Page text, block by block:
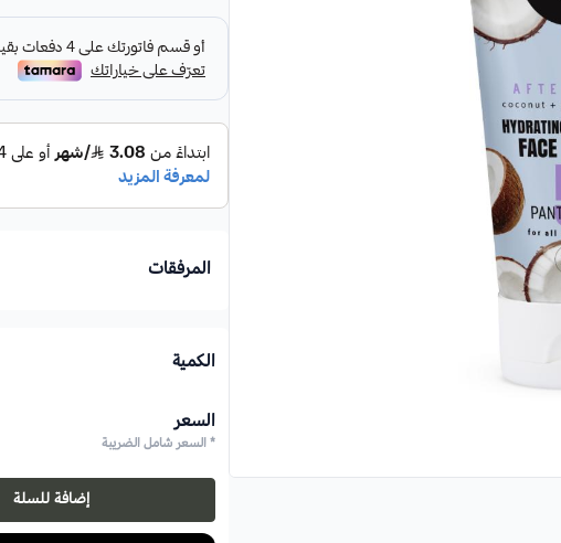
المرفقات
الكمية
السعر
* السعر شامل الضريبة
إضافة للسلة